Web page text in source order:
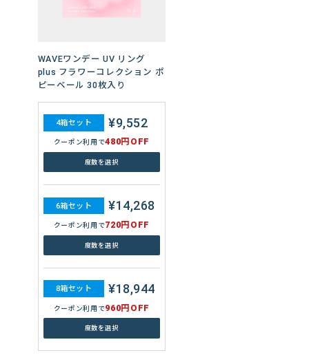
クーポン利用で 480円OFF
度数を選択
6箱セット ¥11,880
クーポン利用で 720円OFF
度数を選択
8箱セット ¥15,760
クーポン利用で 960円OFF
度数を選択
WAVEワンデー UV リング
plus フラワーコレクション ポ
ピーベール 30枚入り
4箱セット ¥9,552
クーポン利用で480円OFF
度数を選択
6箱セット ¥14,268
クーポン利用で720円OFF
度数を選択
8箱セット ¥18,944
クーポン利用で960円OFF
度数を選択